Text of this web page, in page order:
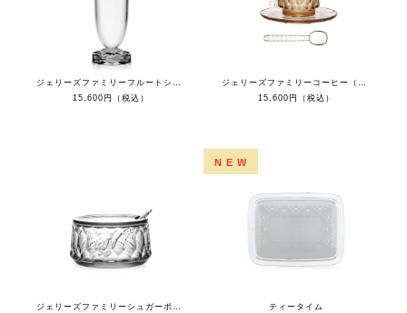
ジェリーズファミリーフルートシャンパン(４個セット）
15,600円（税込）
ジェリーズファミリーコーヒー（４セット）
15,600円（税込）
ジェリーズファミリーシュガーポット
NEW
ティータイム